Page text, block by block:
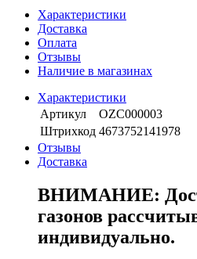
Характеристики
Доставка
Оплата
Отзывы
Наличие в магазинах
Характеристики
Артикул
OZС000003
Штрихкод 4673752141978
Отзывы
Доставка
ВНИМАНИЕ:
газонов
индивидуально.